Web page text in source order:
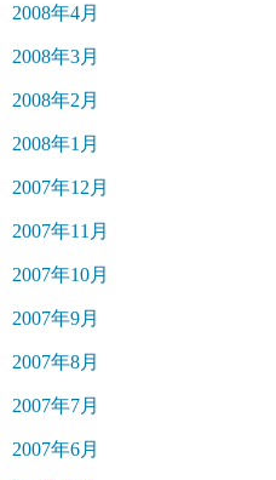
2008年4月
2008年3月
2008年2月
2008年1月
2007年12月
2007年11月
2007年10月
2007年9月
2007年8月
2007年7月
2007年6月